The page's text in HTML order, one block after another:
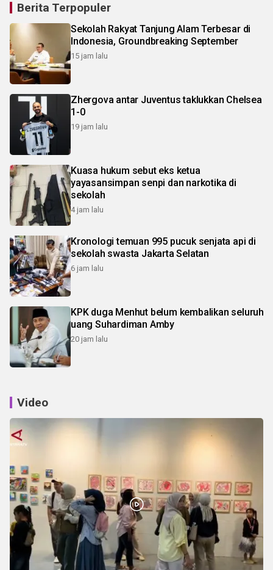
Berita Terpopuler
Sekolah Rakyat Tanjung Alam Terbesar di
Indonesia, Groundbreaking September
15 jam lalu
Zhergova antar Juventus taklukkan Chelsea
1-0
19 jam lalu
Kuasa hukum sebut eks ketua
yayasansimpan senpi dan narkotika di
sekolah
4 jam lalu
Kronologi temuan 995 pucuk senjata api di
sekolah swasta Jakarta Selatan
6 jam lalu
KPK duga Menhut belum kembalikan seluruh
uang Suhardiman Amby
20 jam lalu
Video